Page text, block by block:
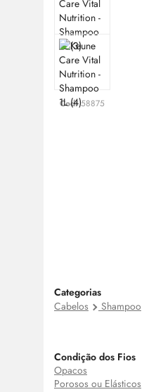
Cod:58875
Categorias
Cabelos
Shampoo
Condição dos Fios
Opacos
Porosos ou Elásticos